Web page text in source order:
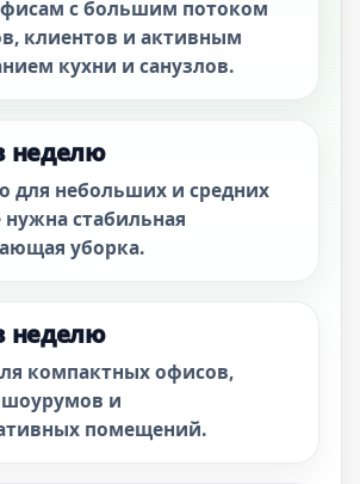
с большим потоком
клиентов и активным
кухни и санузлов.
неделю
для небольших и средних
нужна стабильная
уборка.
неделю
компактных офисов,
шоурумов и
помещений.